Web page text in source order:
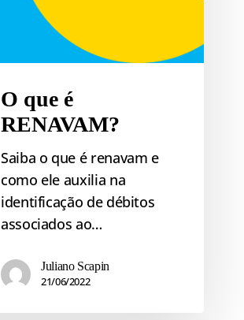
O que é
RENAVAM?
Saiba o que é renavam e
como ele auxilia na
identificação de débitos
associados ao…
Juliano Scapin
21/06/2022